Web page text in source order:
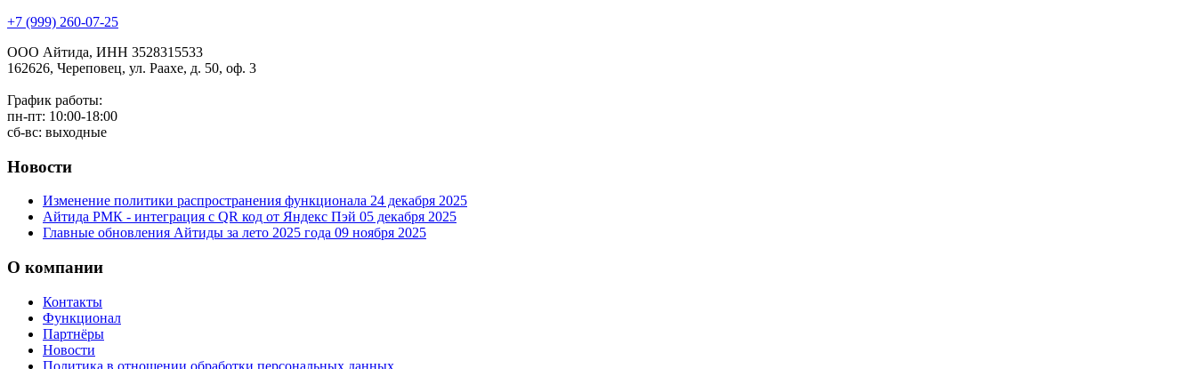
+7 (999) 260-07-25
ООО Айтида, ИНН 3528315533
162626, Череповец, ул. Раахе, д. 50, оф. 3
График работы:
пн-пт: 10:00-18:00
сб-вс: выходные
Новости
Изменение политики распространения функционала 24 декабря 2025
Айтида РМК - интеграция с QR код от Яндекс Пэй 05 декабря 2025
Главные обновления Айтиды за лето 2025 года 09 ноября 2025
О компании
Контакты
Функционал
Партнёры
Новости
Политика в отношении обработки персональных данных